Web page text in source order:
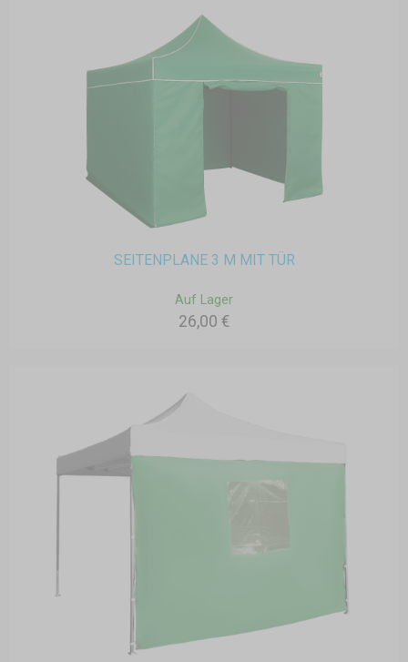
SEITENPLANE 3 M MIT TÜR
Auf Lager
26,00 €